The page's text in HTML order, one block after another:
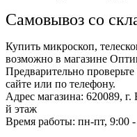
Самовывоз со
Купить микроскоп,
возможно в магазине
Предварительно
сайте или по телефону.
Адрес магазина: 620089,
й этаж
Время работы: пн-пт, 9:00